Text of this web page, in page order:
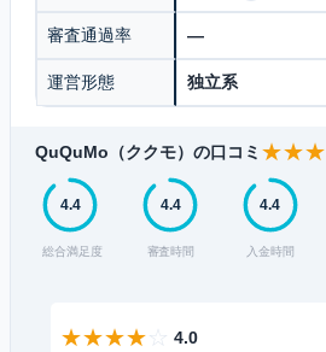
審査通過率 —
運営形態 独立系
QuQuMo（ククモ）の口コミ ★★★
4.4
総合満足度
4.4
審査時間
4.4
入金時間
★★★★☆ 4.0